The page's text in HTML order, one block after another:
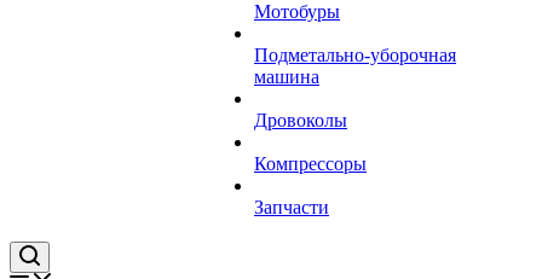
Мотобуры
Подметально-уборочная
машина
Дровоколы
Компрессоры
Запчасти